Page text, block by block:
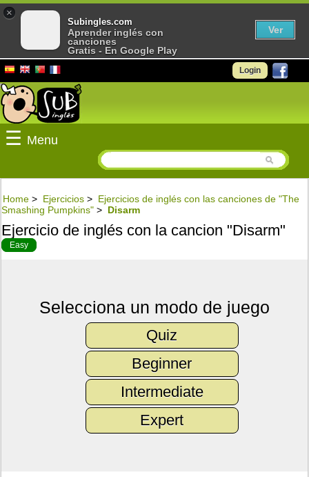
Login
☰ Menu
Home > Ejercicios > Ejercicios de inglés con las canciones de "The
Smashing Pumpkins" > Disarm
Ejercicio de inglés con la cancion "Disarm"
Easy
Selecciona un modo de juego
Quiz
Beginner
Intermediate
Expert
×
Subingles.com
Aprender inglés con
canciones
Gratis - En Google Play
Ver